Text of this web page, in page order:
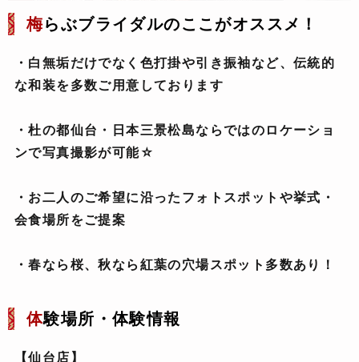
梅らぶブライダルのここがオススメ！
・白無垢だけでなく色打掛や引き振袖など、伝統的
な和装を多数ご用意しております
・杜の都仙台・日本三景松島ならではのロケーショ
ンで写真撮影が可能☆
・お二人のご希望に沿ったフォトスポットや挙式・
会食場所をご提案
・春なら桜、秋なら紅葉の穴場スポット多数あり！
体験場所・体験情報
【仙台店】